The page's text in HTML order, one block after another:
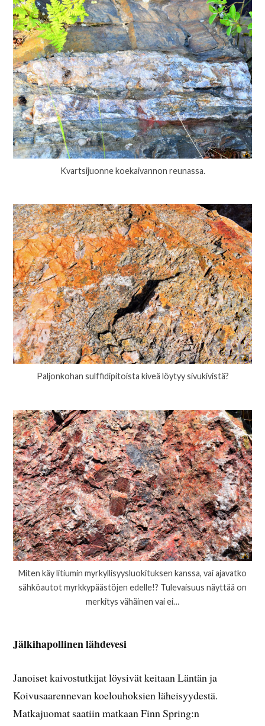
Kvartsijuonne koekaivannon reunassa.
Paljonkohan sulffidipitoista kiveä löytyy sivukivistä?
Miten käy litiumin myrkyllisyysluokituksen kanssa, vai ajavatko
sähköautot myrkkypäästöjen edelle!? Tulevaisuus näyttää on
merkitys vähäinen vai ei…
Jälkihapollinen lähdevesi
Janoiset kaivostutkijat löysivät keitaan Läntän ja
Koivusaarennevan koelouhoksien läheisyydestä.
Matkajuomat saatiin matkaan Finn Spring:n